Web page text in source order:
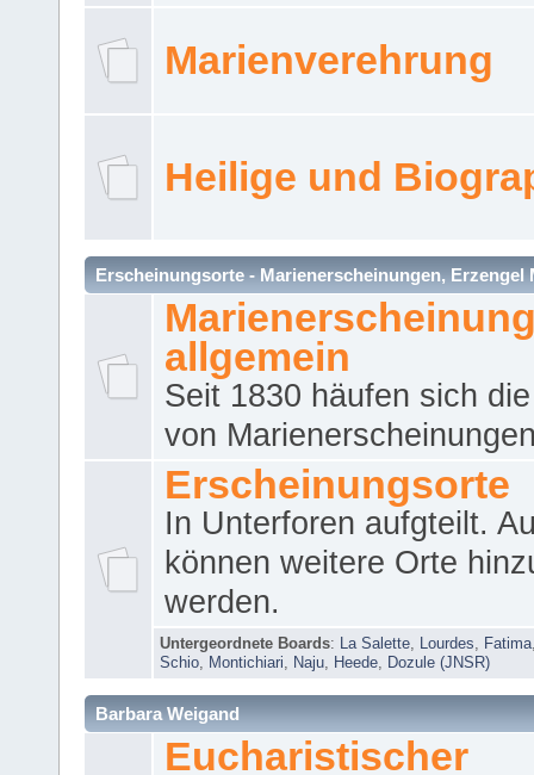
Marienverehrung
Heilige und
Erscheinungsorte - Marienerscheinungen, Erzengel
allgemein
Seit 1830 häufen sich
von
Erscheinungsorte
In Unterforen aufgteilt.
können weitere Orte
werden.
Untergeordnete Boards: La Salette Lourdes Fatima
Schio
Montichiari Naju Heede Dozule (JNSR)
Barbara Weigand
Eucharistischer